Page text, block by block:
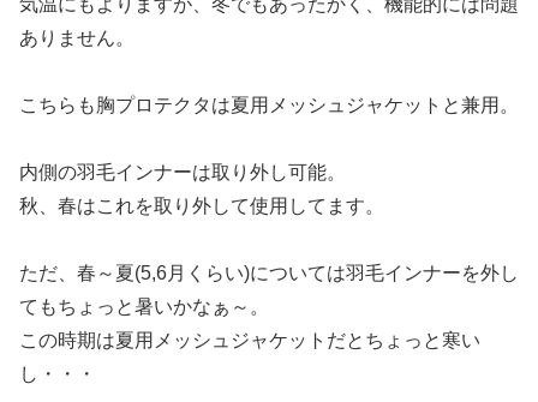
気温にもよりますが、冬でもあったかく、機能的には問題
ありません。
こちらも胸プロテクタは夏用メッシュジャケットと兼用。
内側の羽毛インナーは取り外し可能。
秋、春はこれを取り外して使用してます。
ただ、春～夏(5,6月くらい)については羽毛インナーを外し
てもちょっと暑いかなぁ～。
この時期は夏用メッシュジャケットだとちょっと寒い
し・・・